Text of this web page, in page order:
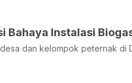
Bahaya Instalasi
dan kelompok peternak di